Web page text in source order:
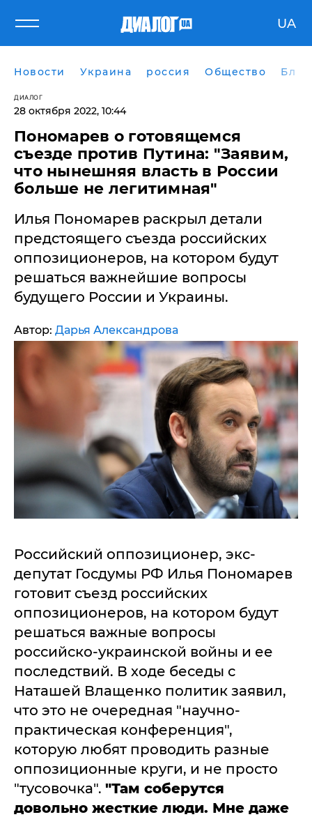
UA
Новости Украина россия Общество
ДИАЛОГ
28 октября 2022, 10:44
Пономарев о готовящемся
съезде против Путина: "Заявим,
что нынешняя власть в России
больше не легитимная"
Илья Пономарев раскрыл детали
предстоящего съезда российских
оппозиционеров, на котором будут
решаться важнейшие вопросы
будущего России и Украины.
Автор: Дарья Александрова
Российский оппозиционер, экс-
депутат Госдумы РФ Илья Пономарев
готовит съезд российских
оппозиционеров, на котором будут
решаться важные вопросы
российско-украинской войны и ее
последствий. В ходе беседы с
Наташей Влащенко политик заявил,
что это не очередная "научно-
практическая конференция",
которую любят проводить разные
оппозиционные круги, и не просто
"тусовочка". "Там соберутся
довольно жесткие люди. Мне даже